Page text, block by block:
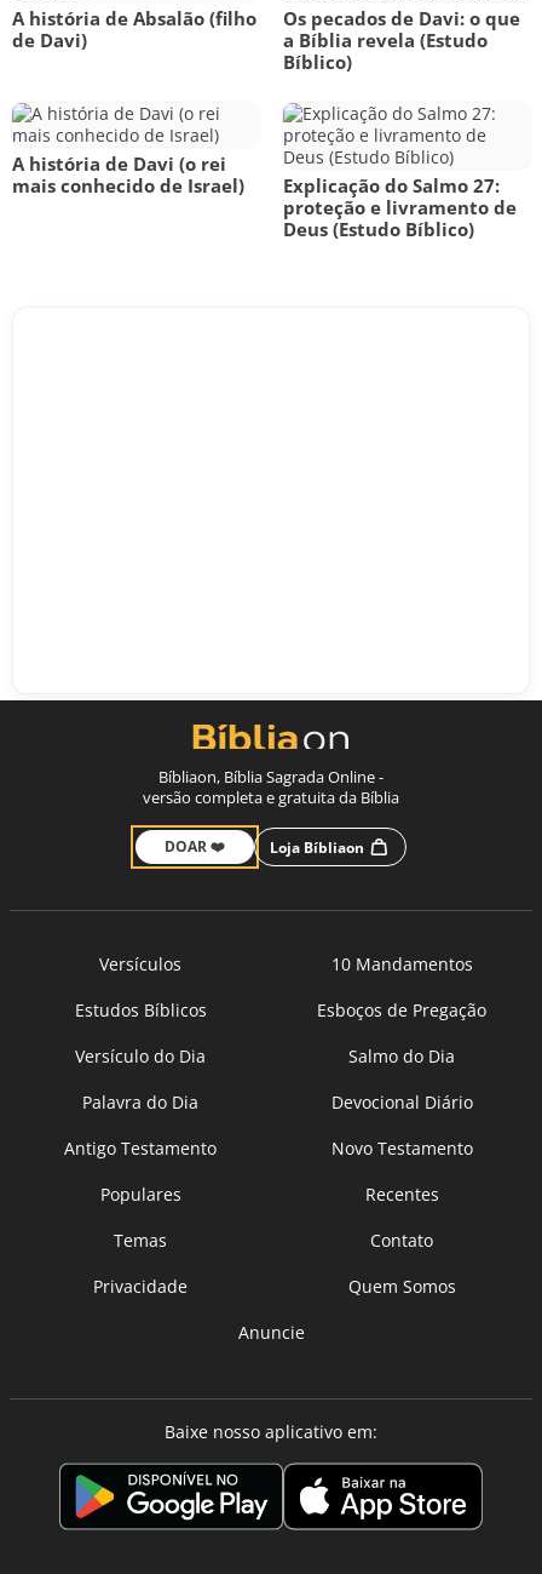
A história de Absalão (filho
de Davi)
Os pecados de Davi: o que
a Bíblia revela (Estudo
Bíblico)
A história de Davi (o rei
mais conhecido de Israel)
Explicação do Salmo 27:
proteção e livramento de
Deus (Estudo Bíblico)
Bíbliaon, Bíblia Sagrada Online -
versão completa e gratuita da Bíblia
DOAR ❤️ Loja Bíbliaon
Versículos
10 Mandamentos
Estudos Bíblicos
Esboços de Pregação
Versículo do Dia
Salmo do Dia
Palavra do Dia
Devocional Diário
Antigo Testamento
Novo Testamento
Populares
Recentes
Temas
Contato
Privacidade
Quem Somos
Anuncie
Baixe nosso aplicativo em: